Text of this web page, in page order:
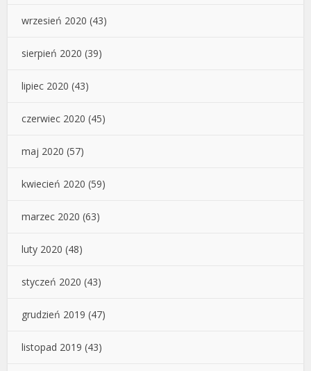
wrzesień 2020 (43)
sierpień 2020 (39)
lipiec 2020 (43)
czerwiec 2020 (45)
maj 2020 (57)
kwiecień 2020 (59)
marzec 2020 (63)
luty 2020 (48)
styczeń 2020 (43)
grudzień 2019 (47)
listopad 2019 (43)